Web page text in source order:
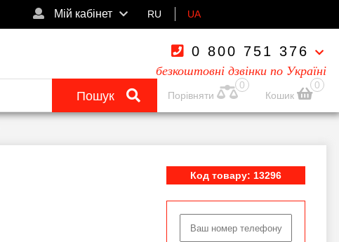
Мій кабінет RU UA
0 800 751 376
безкоштовні дзвінки по Україні
Пошук
0
Порівняти
0
Кошик
Код товару: 13296